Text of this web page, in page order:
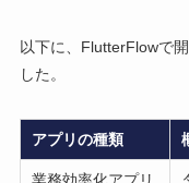
以下に、FlutterFlowで
した。
アプリの種類